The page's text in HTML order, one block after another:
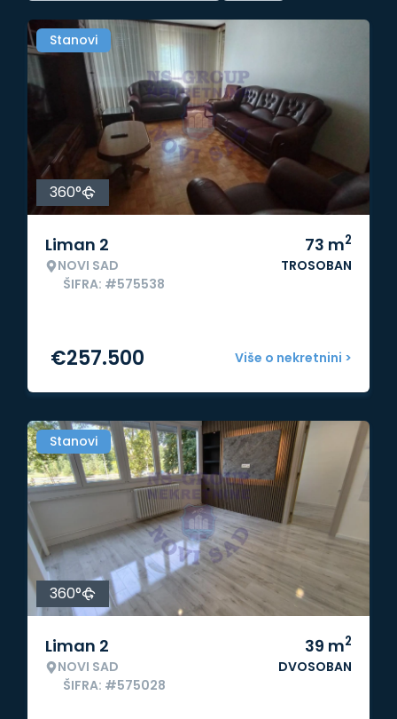
Stanovi
360°
Liman 2
NOVI SAD
ŠIFRA: #575538
73 m2
TROSOBAN
Više o nekretnini >
€257.500
Stanovi
360°
Liman 2
NOVI SAD
ŠIFRA: #575028
39 m2
DVOSOBAN